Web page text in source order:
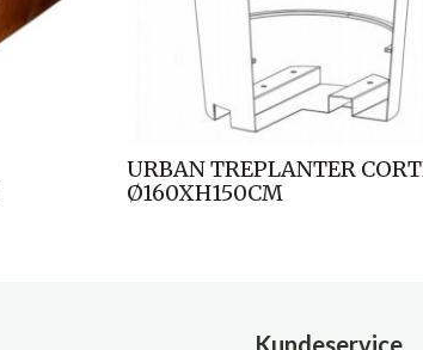
URBAN TREPLANTER
Ø160XH150CM